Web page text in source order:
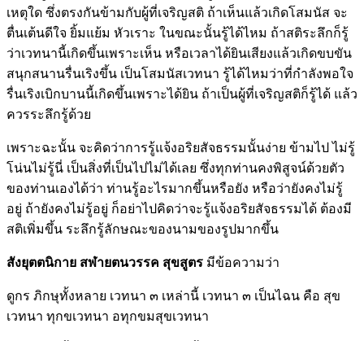
เหตุใด ซึ่งตรงกันข้ามกับผู้ที่เจริญสติ ถ้าเห็นแล้วเกิดโสมนัส จะ
ตื่นเต้นดีใจ ยิ้มแย้ม หัวเราะ ในขณะนั้นรู้ได้ไหม ถ้าสติระลึกก็รู้
ว่าเวทนานี้เกิดขึ้นเพราะเห็น หรือเวลาได้ยินเสียงแล้วเกิดขบขัน
สนุกสนานรื่นเริงขึ้น เป็นโสมนัสเวทนา รู้ได้ไหมว่าที่กำลังพอใจ
รื่นเริงเบิกบานนี้เกิดขึ้นเพราะได้ยิน ถ้าเป็นผู้ที่เจริญสติก็รู้ได้ แล้ว
ควรระลึกรู้ด้วย
เพราะฉะนั้น จะคิดว่าการรู้แจ้งอริยสัจธรรมนั้นง่าย ข้ามไป ไม่รู้
โน่นไม่รู้นี่ เป็นสิ่งที่เป็นไปไม่ได้เลย ซึ่งทุกท่านคงพิสูจน์ด้วยตัว
ของท่านเองได้ว่า ท่านรู้อะไรมากขึ้นหรือยัง หรือว่ายังคงไม่รู้
อยู่ ถ้ายังคงไม่รู้อยู่ ก็อย่าไปคิดว่าจะรู้แจ้งอริยสัจธรรมได้ ต้องมี
สติเพิ่มขึ้น ระลึกรู้ลักษณะของนามของรูปมากขึ้น
สังยุตตนิกาย สฬายตนวรรค สุขสูตร มีข้อความว่า
ดูกร ภิกษุทั้งหลาย เวทนา ๓ เหล่านี้ เวทนา ๓ เป็นไฉน คือ สุข
เวทนา ทุกขเวทนา อทุกขมสุขเวทนา